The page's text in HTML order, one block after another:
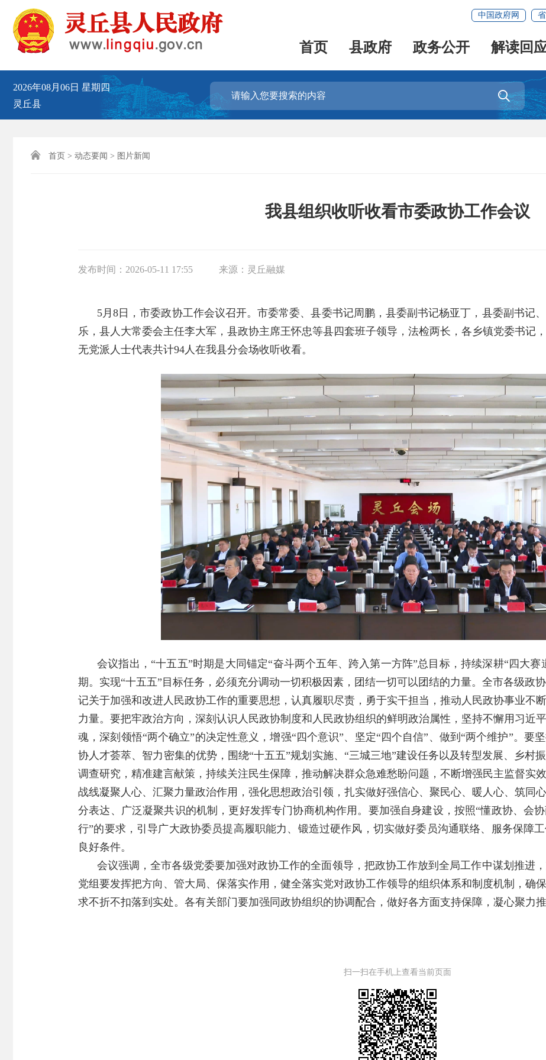
中国政府网
首页 县政府 政务公开 解读回
2026年08月06日 星期四
灵丘县

 首页 > 动态要闻 > 图片新闻
我县组织收听收看市委政协工作会议
发布时间： 2026-05-11 17:55 来源： 灵丘融媒
5月8日，市委政协工作会议召开。市委常委、县委书记周鹏，县委副书记杨亚丁，县委副书记
乐，县人大常委会主任李大军，县政协主席王怀忠等县四套班子领导，法检两长，各乡镇党委书记
无党派人士代表共计94人在我县分会场收听收看。
会议指出，“十五五”时期是大同锚定“奋斗两个五年、跨入第一方阵”总目标，持续深耕“四大赛
期。实现“十五五”目标任务，必须充分调动一切积极因素，团结一切可以团结的力量。全市各级
记关于加强和改进人民政协工作的重要思想，认真履职尽责，勇于实干担当，推动人民政协事业不
力量。要把牢政治方向，深刻认识人民政协制度和人民政协组织的鲜明政治属性，坚持不懈用习近
魂，深刻领悟“两个确立”的决定性意义，增强“四个意识”、坚定“四个自信”、做到“两个维护”。要
协人才荟萃、智力密集的优势，围绕“十五五”规划实施、“三城三地”建设任务以及转型发展、乡村
调查研究，精准建言献策，持续关注民生保障，推动解决群众急难愁盼问题，不断增强民主监督实
战线凝聚人心、汇聚力量政治作用，强化思想政治引领，扎实做好强信心、聚民心、暖人心、筑同
分表达、广泛凝聚共识的机制，更好发挥专门协商机构作用。要加强自身建设，按照“懂政协、会
行”的要求，引导广大政协委员提高履职能力、锻造过硬作风，切实做好委员沟通联络、服务保障
良好条件。
会议强调，全市各级党委要加强对政协工作的全面领导，把政协工作放到全局工作中谋划推进
党组要发挥把方向、管大局、保落实作用，健全落实党对政协工作领导的组织体系和制度机制，确
求不折不扣落到实处。各有关部门要加强同政协组织的协调配合，做好各方面支持保障，凝心聚力
扫一扫在手机上查看当前页面